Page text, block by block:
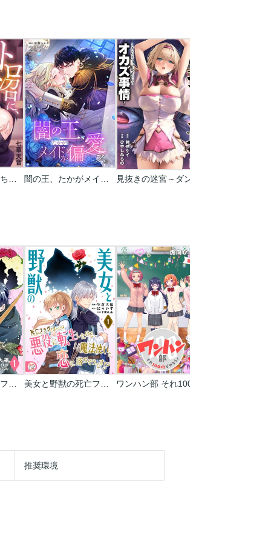
美女と野獣の死亡フラグが立っている悪役に転生したけど､魔法使いと恋に落ちそうです!? 美女と野獣の死亡フラグが立っている悪役に転生したけど､魔法使いと恋に落ちそうです!?【コミックス版】
推奨環境